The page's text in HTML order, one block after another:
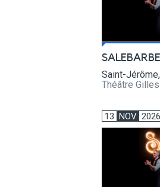
Saint-
Théâtre
13 NOV 2026